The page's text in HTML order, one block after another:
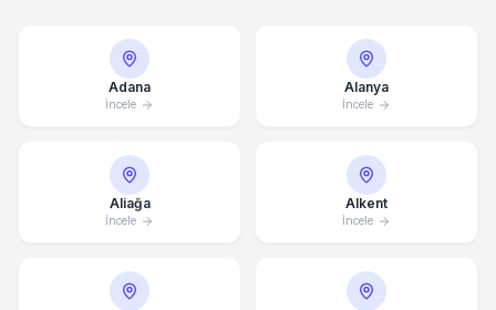
Adana
İncele
Alanya
İncele
Aliağa
İncele
Alkent
İncele